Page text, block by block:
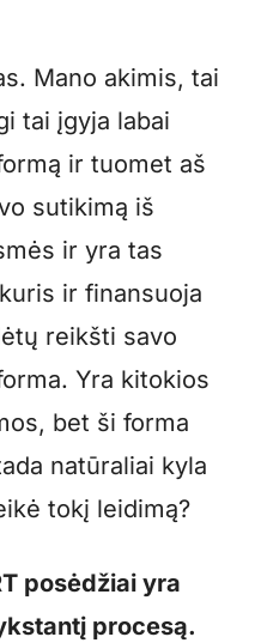
Mano akimis, tai
tai įgyja labai
ir tuomet aš
sutikimą iš
ir yra tas
ir finansuoja
reikšti savo
Yra kitokios
bet ši forma
natūraliai kyla
tokį leidimą?
posėdžiai yra
procesą.